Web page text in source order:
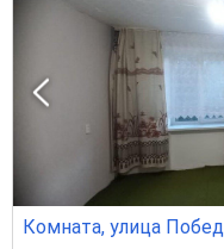
Комната, улица